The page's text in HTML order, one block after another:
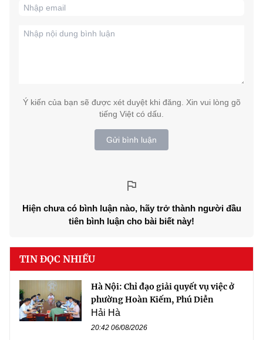
Ý kiến của bạn sẽ được xét duyệt khi đăng. Xin vui lòng gõ
tiếng Việt có dấu.
Gửi bình luận
Hiện chưa có bình luận nào, hãy trở thành người đầu
tiên bình luận cho bài biết này!
TIN ĐỌC NHIỀU
Hà Nội: Chỉ đạo giải quyết vụ việc ở
phường Hoàn Kiếm, Phú Diễn
Hải Hà
20:42 06/08/2026